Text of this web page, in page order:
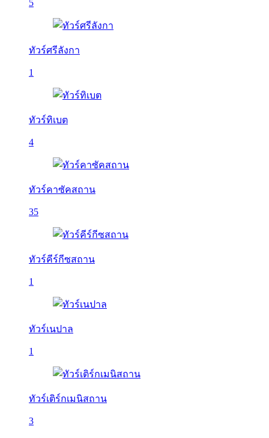
5
ทัวร์ศรีลังกา
1
ทัวร์ทิเบต
4
ทัวร์คาซัคสถาน
35
ทัวร์คีร์กีซสถาน
1
ทัวร์เนปาล
1
ทัวร์เติร์กเมนิสถาน
3